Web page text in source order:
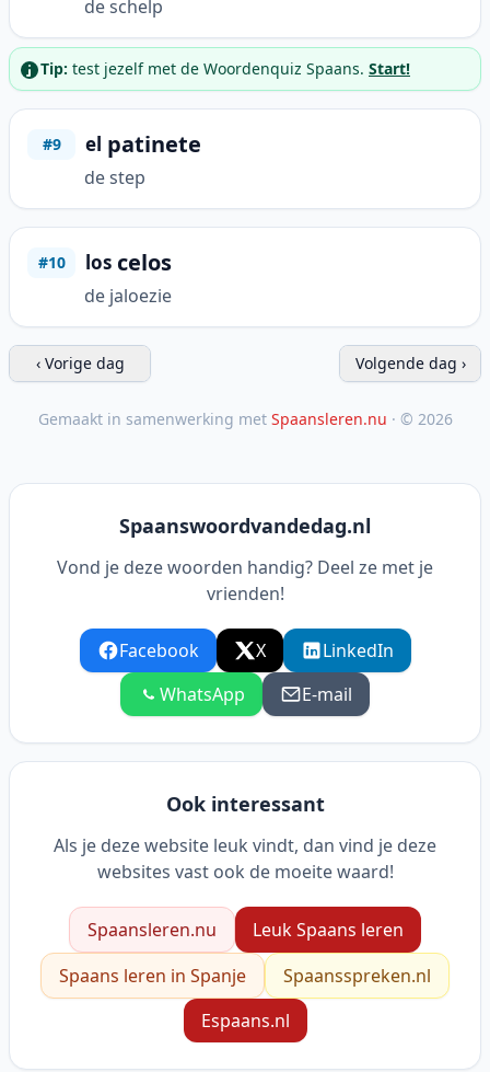
de schelp
Tip: test jezelf met de Woordenquiz Spaans. Start!
#9 el patinete
de step
#10 los celos
de jaloezie
‹ Vorige dag Volgende dag ›
Gemaakt in samenwerking met Spaansleren.nu · © 2026
Spaanswoordvandedag.nl
Vond je deze woorden handig? Deel ze met je
vrienden!
Facebook X
LinkedIn
WhatsApp
E-mail
Ook interessant
Als je deze website leuk vindt, dan vind je deze
websites vast ook de moeite waard!
Spaansleren.nu
Leuk Spaans leren
Spaans leren in Spanje
Spaansspreken.nl
Espaans.nl